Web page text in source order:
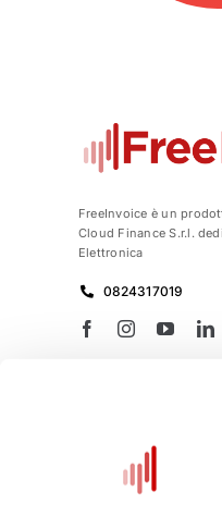
FreeInvoice è un
Cloud Finance S.r.l.
Elettronica
0824317019
Vai su